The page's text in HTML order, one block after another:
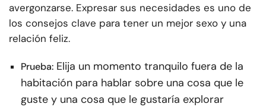
avergonzarse. Expresar sus necesidades es uno de
los consejos clave para tener un mejor sexo y una
relación feliz.
Prueba: Elija un momento tranquilo fuera de la
habitación para hablar sobre una cosa que le
guste y una cosa que le gustaría explorar